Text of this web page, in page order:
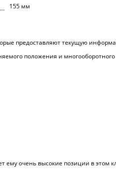
155 мм
предоставляют текущую
положения и
очень высокие позиции в этом